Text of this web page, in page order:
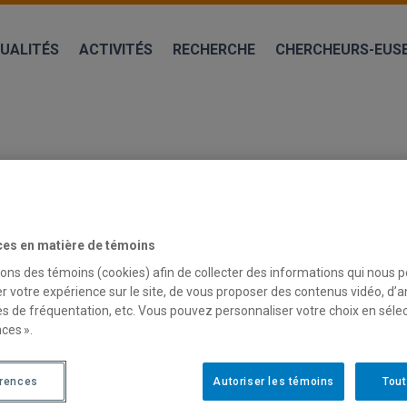
ACTIVITÉS RECHERCHE CHERCHEURS-
A ÉTÉ ÉLUE PRÉSIDENTE DE
DE LETTRES ET DE SCIENCES
en matière de témoins
des témoins (cookies) afin de collecter des informations qui nous
votre expérience sur le site, de vous proposer des contenus vidéo,
de fréquentation, etc. Vous pouvez personnaliser votre choix en
».
Autoriser les témoins